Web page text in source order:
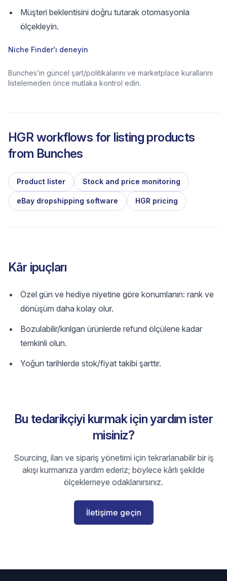
Müşteri beklentisini doğru tutarak otomasyonla
ölçekleyin.
Niche Finder’ı deneyin
Bunches’in güncel şart/politikalarını ve marketplace kurallarını
listelemeden önce mutlaka kontrol edin.
HGR workflows for listing products
from Bunches
Product lister Stock and price monitoring
eBay dropshipping software HGR pricing
Kâr ipuçları
Özel gün ve hediye niyetine göre konumlanın: rank ve
dönüşüm daha kolay olur.
Bozulabilir/kırılgan ürünlerde refund ölçülene kadar
temkinli olun.
Yoğun tarihlerde stok/fiyat takibi şarttır.
Bu tedarikçiyi kurmak için yardım ister
misiniz?
Sourcing, ilan ve sipariş yönetimi için tekrarlanabilir bir iş
akışı kurmanıza yardım ederiz; böylece kârlı şekilde
ölçeklemeye odaklanırsınız.
İletişime geçin